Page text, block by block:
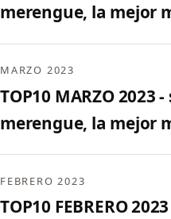
merengue, la mejor
MARZO 2023
TOP10 MARZO 2023
merengue, la mejor
FEBRERO 2023
TOP10 FEBRERO